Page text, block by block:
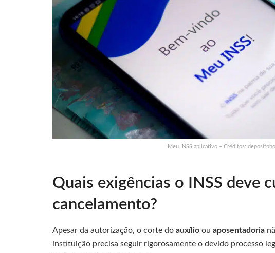
Meu INSS aplicativo – Créditos:
Quais exigências o INSS deve
cancelamento?
Apesar da autorização, o corte do auxílio ou aposentadoria
instituição precisa seguir rigorosamente o devido processo